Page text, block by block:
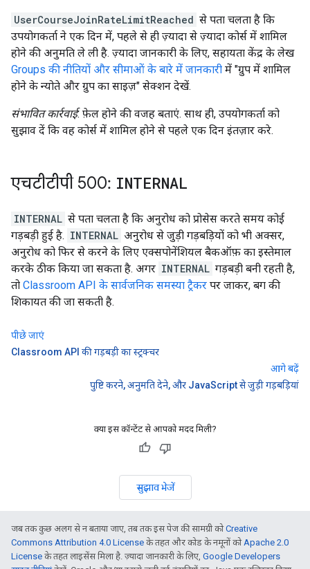
UserCourseJoinRateLimitReached से पता चलता है कि
उपयोगकर्ता ने एक दिन में, पहले से ही ज़्यादा से ज़्यादा कोर्स में शामिल
होने की अनुमति ले ली है. ज़्यादा जानकारी के लिए, सहायता केंद्र के लेख
Groups की नीतियों और सीमाओं के बारे में जानकारी में "ग्रुप में शामिल
होने के न्योते और ग्रुप का साइज़" सेक्शन देखें.
संभावित कार्रवाई: फ़ेल होने की वजह बताएं. साथ ही, उपयोगकर्ता को
सुझाव दें कि वह कोर्स में शामिल होने से पहले एक दिन इंतज़ार करे.
एचटीटीपी 500: INTERNAL
INTERNAL से पता चलता है कि अनुरोध को प्रोसेस करते समय कोई
गड़बड़ी हुई है. INTERNAL अनुरोध से जुड़ी गड़बड़ियों को भी अक्सर,
अनुरोध को फिर से करने के लिए एक्सपोनेंशियल बैकऑफ़ का इस्तेमाल
करके ठीक किया जा सकता है. अगर INTERNAL गड़बड़ी बनी रहती है,
तो Classroom API के सार्वजनिक समस्या ट्रैकर पर जाकर, बग की
शिकायत की जा सकती है.
पीछे जाएं
Classroom API की गड़बड़ी का स्ट्रक्चर
आगे बढ़ें
पुष्टि करने, अनुमति देने, और JavaScript से जुड़ी गड़बड़ियां
क्या इस कॉन्टेंट से आपको मदद मिली?
सुझाव भेजें
जब तक कुछ अलग से न बताया जाए, तब तक इस पेज की सामग्री कोCreative
Commons Attribution 4.0 License के तहत और कोड के नमूनों कोApache 2.0
License के तहत लाइसेंस मिला है. ज़्यादा जानकारी के लिए, Google Developers